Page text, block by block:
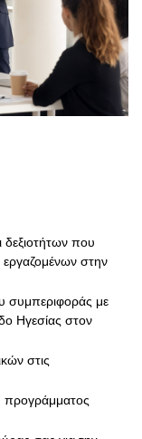
δεξιοτήτων που
στην
συμπεριφοράς με
Ηγεσίας στον
στις
προγράμματος